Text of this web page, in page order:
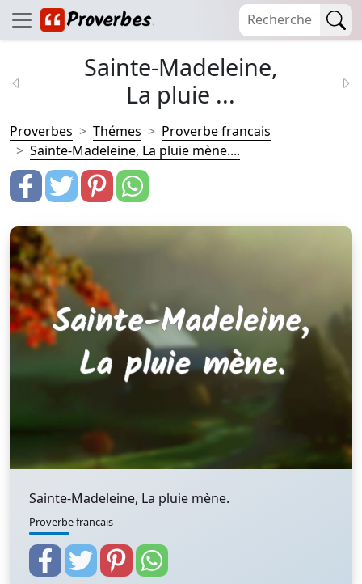
Sainte-Madeleine,
La pluie ...
Proverbes Thémes
Proverbe francais
Sainte-Madeleine, La pluie mène....
Sainte-Madeleine, La pluie mène.
Proverbe francais